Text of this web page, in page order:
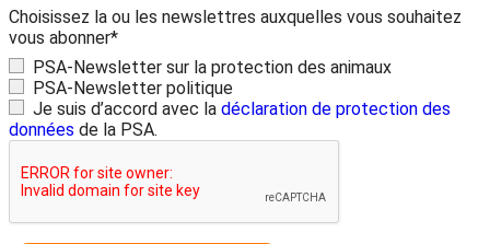
Choisissez la ou les newslettres auxquelles vous souhaitez
vous abonner*
PSA-Newsletter sur la protection des animaux
PSA-Newsletter politique
Je suis d’accord avec la déclaration de protection des
données de la PSA.